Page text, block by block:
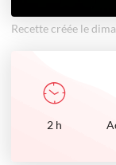
Recette créée le
2 h